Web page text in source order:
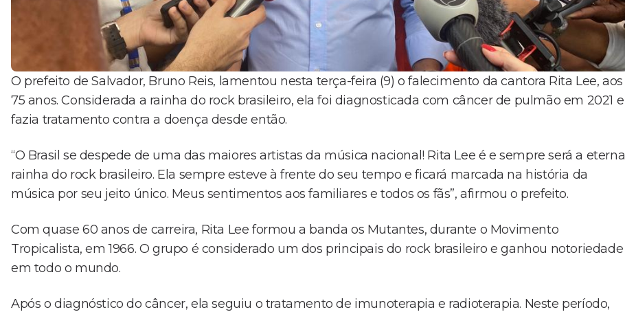
O prefeito de Salvador, Bruno Reis, lamentou nesta terça-feira (9) o falecimento da cantora Rita Lee, aos
75 anos. Considerada a rainha do rock brasileiro, ela foi diagnosticada com câncer de pulmão em 2021 e
fazia tratamento contra a doença desde então.
“O Brasil se despede de uma das maiores artistas da música nacional! Rita Lee é e sempre será a eterna
rainha do rock brasileiro. Ela sempre esteve à frente do seu tempo e ficará marcada na história da
música por seu jeito único. Meus sentimentos aos familiares e todos os fãs”, afirmou o prefeito.
Com quase 60 anos de carreira, Rita Lee formou a banda os Mutantes, durante o Movimento
Tropicalista, em 1966. O grupo é considerado um dos principais do rock brasileiro e ganhou notoriedade
em todo o mundo.
Após o diagnóstico do câncer, ela seguiu o tratamento de imunoterapia e radioterapia. Neste período,